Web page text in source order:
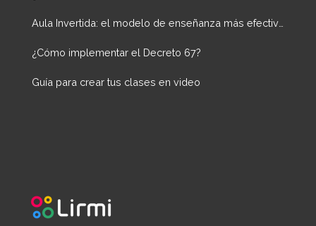
¿Cómo implementar el Decreto 67?
Guía para crear tus clases en video